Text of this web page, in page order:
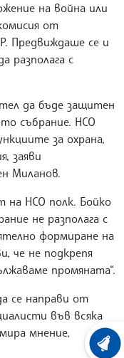
на война или
от
Предвиждаше се и
разполага с
да бъде защитен
събрание. НСО
за охрана,
заяви
Миланов.
на НСО полк. Бойко
не разполага с
формиране на
че не подкрепя
промяната“.
се направи от
във всяка
мнение,